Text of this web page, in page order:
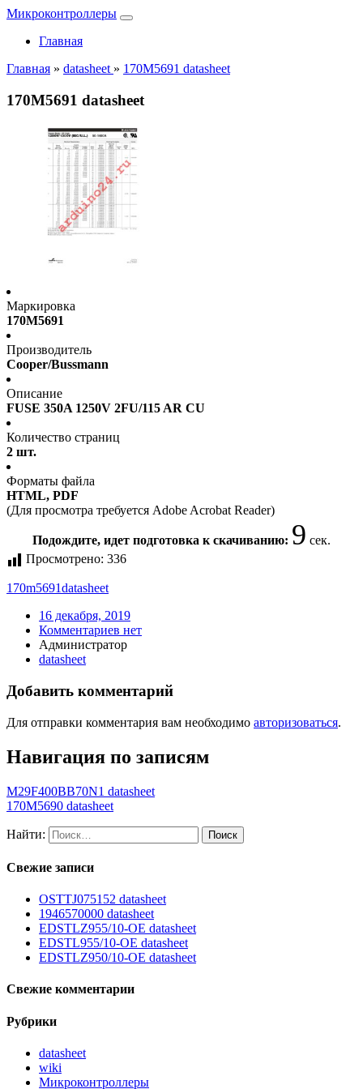
Микроконтроллеры
Главная
Главная » datasheet » 170M5691 datasheet
170M5691 datasheet
Маркировка
170M5691
Производитель
Cooper/Bussmann
Описание
FUSE 350A 1250V 2FU/115 AR CU
Количество страниц
2 шт.
Форматы файла
HTML, PDF
(Для просмотра требуется Adobe Acrobat Reader)
Подождите, идет подготовка к скачиванию: 9 сек.
Просмотрено: 336
170m5691datasheet
16 декабря, 2019
Комментариев нет
Администратор
datasheet
Добавить комментарий
Для отправки комментария вам необходимо авторизоваться.
Навигация по записям
M29F400BB70N1 datasheet
170M5690 datasheet
Найти:
Свежие записи
OSTTJ075152 datasheet
1946570000 datasheet
EDSTLZ955/10-OE datasheet
EDSTL955/10-OE datasheet
EDSTLZ950/10-OE datasheet
Свежие комментарии
Рубрики
datasheet
wiki
Микроконтроллеры